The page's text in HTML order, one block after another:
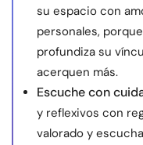
© Copyright 2026.
su espacio con
personales,
profundiza su
acerquen más.
Escuche con
y reflexivos con
valorado y